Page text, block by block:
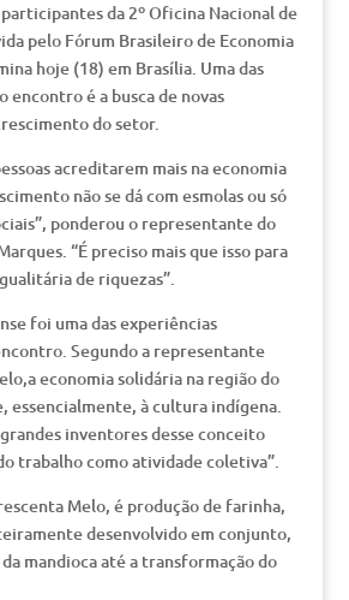
da 2º Oficina Nacional de
pelo Fórum Brasileiro de Economia
hoje (18) em Brasília. Uma das
encontro é a busca de novas
do setor.
acreditarem mais na economia
não se dá com esmolas ou só
ponderou o representante do
“É preciso mais que isso para
de riquezas”.
foi uma das experiências
Segundo a representante
economia solidária na região do
essencialmente, à cultura indígena.
grandes inventores desse conceito
trabalho como atividade coletiva”.
Melo, é produção de farinha,
desenvolvido em conjunto,
mandioca até a transformação do